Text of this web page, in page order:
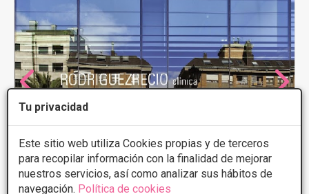
Tu privacidad
Este sitio web utiliza Cookies propias y de terceros
para recopilar información con la finalidad de mejorar
nuestros servicios, así como analizar sus hábitos de
navegación. Política de cookies